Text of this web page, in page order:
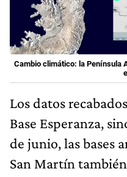
Cambio climático: la Península
Los datos
Base Esperanza,
de junio, las bases
San Martín